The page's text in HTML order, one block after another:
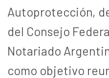
Autoprotección,
del Consejo
Notariado
como objetivo